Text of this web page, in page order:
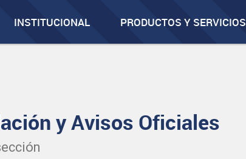
INSTITUCIONAL PRODUCTOS Y SERVICIOS
y Avisos Oficiales